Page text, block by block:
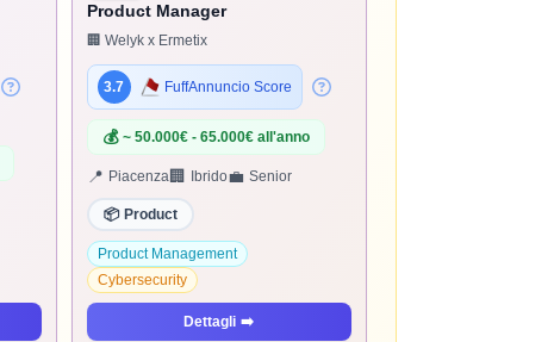
Product Manager
🏢 Welyk x Ermetix
3.7 FuffAnnuncio Score
💰 ~ 50.000€ - 65.000€ all'anno
📍 Piacenza🏢 Ibrido💼 Senior
📦 Product
Product Management
Cybersecurity
Dettagli ➡️